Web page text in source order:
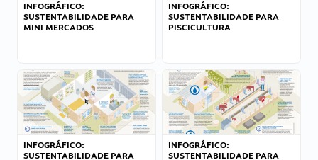
INFOGRÁFICO:
SUSTENTABILIDADE PARA
MINI MERCADOS
INFOGRÁFICO:
SUSTENTABILIDADE PARA
PISCICULTURA
INFOGRÁFICO:
SUSTENTABILIDADE PARA
INFOGRÁFICO:
SUSTENTABILIDADE PARA